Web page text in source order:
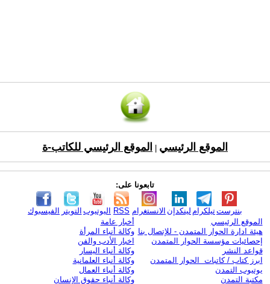
الموقع الرئيسي الموقع الرئيسي للكاتب-ة
تابعونا على:
الفيسبوك التويتر اليوتيوب RSS الانستغرام لينكدإن تيلكرامبنترست
الموقع الرئيسي
هيئة ادارة الحوار المتمدن - للإتصال بنا
إحصائيات مؤسسة الحوار المتمدن
قواعد النشر
ابرز كتاب / كاتبات الحوار المتمدن
يوتيوب التمدن
مكتبة التمدن
أخبار عامة
وكالة أنباء المرأة
اخبار الأدب والفن
وكالة أنباء اليسار
وكالة أنباء العلمانية
وكالة أنباء العمال
وكالة أنباء حقوق الإنسان